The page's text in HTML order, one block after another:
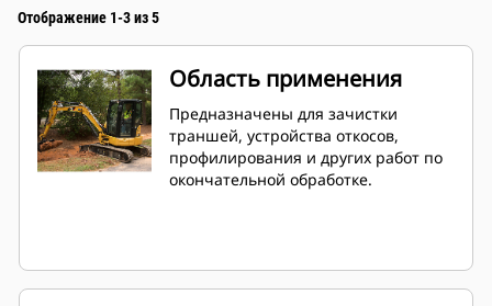
Отображение 1-3 из 5
Область применения
Предназначены для зачистки
траншей, устройства откосов,
профилирования и других работ по
окончательной обработке.